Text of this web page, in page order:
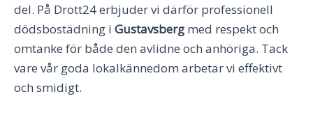
del. På Drott24 erbjuder vi därför professionell
dödsbostädning i Gustavsberg med respekt och
omtanke för både den avlidne och anhöriga. Tack
vare vår goda lokalkännedom arbetar vi effektivt
och smidigt.